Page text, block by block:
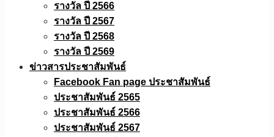
รางวัล ปี 2566
รางวัล ปี 2567
รางวัล ปี 2568
รางวัล ปี 2569
ข่าวสารประชาสัมพันธ์
Facebook Fan page ประชาสัมพันธ์
ประชาสัมพันธ์ 2565
ประชาสัมพันธ์ 2566
ประชาสัมพันธ์ 2567